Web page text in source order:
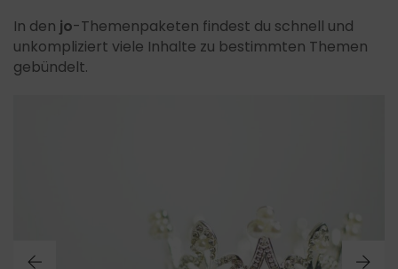
In den jo-Themenpaketen findest du schnell und
unkompliziert viele Inhalte zu bestimmten Themen
gebündelt.